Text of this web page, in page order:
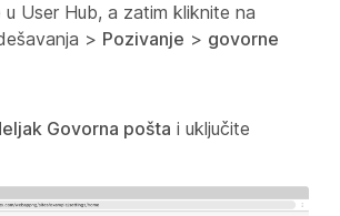
u User Hub, a zatim kliknite na
> Pozivanje > govorne
Govorna pošta i uključite